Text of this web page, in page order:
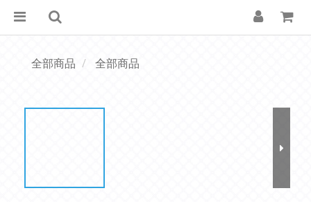
全部商品 全部商品